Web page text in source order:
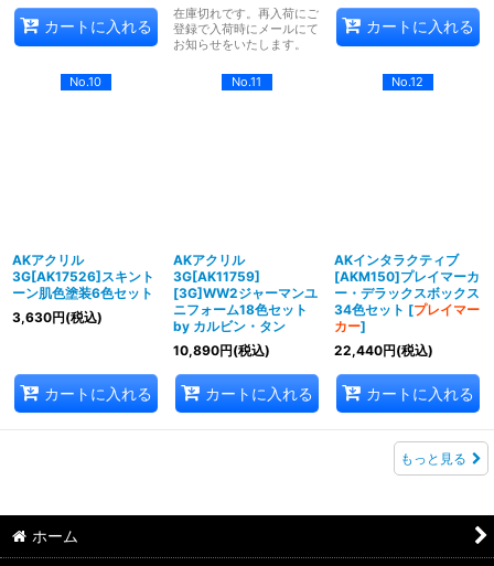
カートに入れる
在庫切れです。再入荷にご
登録で入荷時にメールにて
お知らせをいたします。
カートに入れる
No.10
AKアクリル
3G[AK17526]スキント
ーン肌色塗装6色セット
3,630円(税込)
カートに入れる
No.11
AKアクリル
3G[AK11759]
[3G]WW2ジャーマンユ
ニフォーム18色セット
by カルビン・タン
10,890円(税込)
カートに入れる
No.12
AKインタラクティブ
[AKM150]プレイマーカ
ー・デラックスボックス
34色セット [プレイマー
カー]
22,440円(税込)
カートに入れる
もっと見る
ホーム